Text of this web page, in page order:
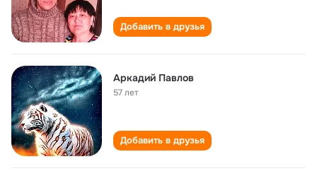
Добавить в друзья
Аркадий Павлов
57 лет
Добавить в друзья